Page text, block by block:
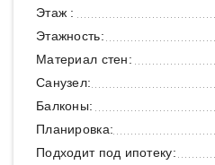
Этаж :
Этажность:
Материал стен:
Санузел:
Балконы:
Планировка:
Подходит под ипотеку: